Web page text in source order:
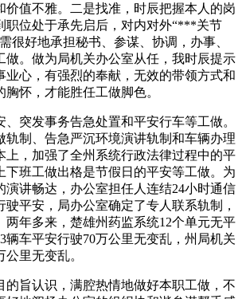
价值不雅。二是找准，时辰把握本人的岗
职位处于承先启后，对内对外“***关节
很好地承担秘书、参谋、协调，办事、
做。做为局机关办公室从任，我时辰提示
业心，有强烈的奉献，无效的带领方式和
怀，才能胜任工做脚色。
发事务告急处置和平安行车等工做。
轨制、告急严沉环境演讲轨制和车辆办理
上，加强了全州系统行政法律过程中的平
下班工做出格是节假日的平安等工做。为
演讲畅达，办公室担任人连结24小时通信
平安，局办公室确定了专人联系轨制，
两年多来，楚雄州药监系统12个单元无平
辆车平安行驶70万公里无变乱，州局机关
里无变乱。
旨认识，满腔热情地做好本职工做，不